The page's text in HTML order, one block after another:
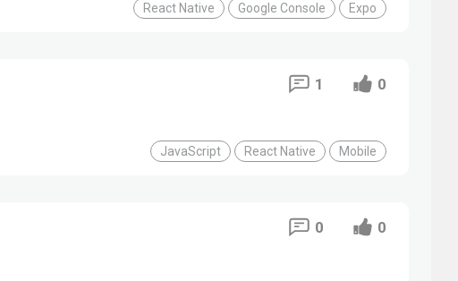
React Native Google Console Expo
JavaScript React Native Mobile
1 0
0 0